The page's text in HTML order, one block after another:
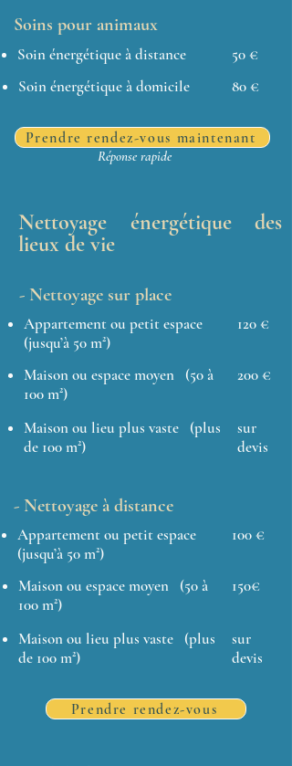
Soins pour animaux
Soin énergétique à distance
50 €
Soin énergétique à domicile
80 €
Prendre rendez-vous maintenant
Réponse rapide
Nettoyage énergétique des
lieux de vie
- Nettoyage sur place
Appartement ou petit espace
(jusqu’à 50 m²)
120 €
Maison ou espace moyen (50 à
100 m²)
200 €
Maison ou lieu plus vaste (plus
de 100 m²)
sur
devis
- Nettoyage à distance
Appartement ou petit espace
(jusqu’à 50 m²)
100 €
Maison ou espace moyen (50 à
100 m²)
150€
Maison ou lieu plus vaste (plus
de 100 m²)
sur
devis
Prendre rendez-vous